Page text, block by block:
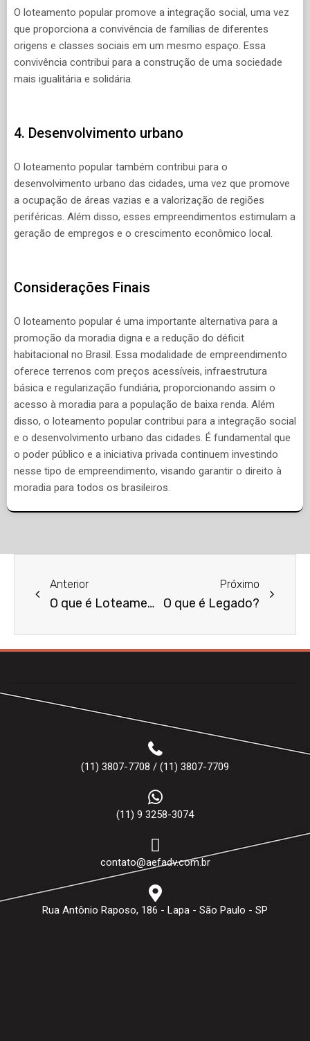
O loteamento popular promove a integração social, uma vez
que proporciona a convivência de famílias de diferentes
origens e classes sociais em um mesmo espaço. Essa
convivência contribui para a construção de uma sociedade
mais igualitária e solidária.
4. Desenvolvimento urbano
O loteamento popular também contribui para o
desenvolvimento urbano das cidades, uma vez que promove
a ocupação de áreas vazias e a valorização de regiões
periféricas. Além disso, esses empreendimentos estimulam a
geração de empregos e o crescimento econômico local.
Considerações Finais
O loteamento popular é uma importante alternativa para a
promoção da moradia digna e a redução do déficit
habitacional no Brasil. Essa modalidade de empreendimento
oferece terrenos com preços acessíveis, infraestrutura
básica e regularização fundiária, proporcionando assim o
acesso à moradia para a população de baixa renda. Além
disso, o loteamento popular contribui para a integração social
e o desenvolvimento urbano das cidades. É fundamental que
o poder público e a iniciativa privada continuem investindo
nesse tipo de empreendimento, visando garantir o direito à
moradia para todos os brasileiros.
Anterior
O que é Loteamento Fechado?
Próximo
O que é Legado?
(11) 3807-7708 / (11) 3807-7709
(11) 9 3258-3074
contato@aefadv.com.br
Rua Antônio Raposo, 186 - Lapa - São Paulo - SP